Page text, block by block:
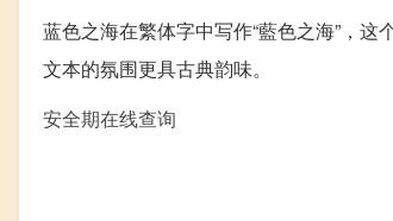
蓝色之海在繁体字中写作“藍色之海”，
文本的氛围更具古典韵味。
安全期在线查询